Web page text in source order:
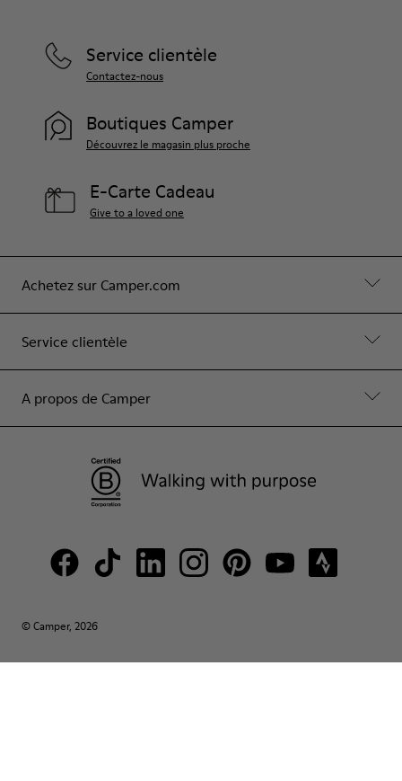
Achetez sur Camper.com
Service clientèle
A propos de Camper
Service clientèle
Contactez-nous
Boutiques Camper
Découvrez le magasin plus proche
E-Carte Cadeau
Give to a loved one
© Camper, 2026